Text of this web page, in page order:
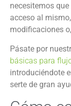
necesitemos
acceso al
modificaciones
Pásate por
básicas para
introduciéndote
serte de gran